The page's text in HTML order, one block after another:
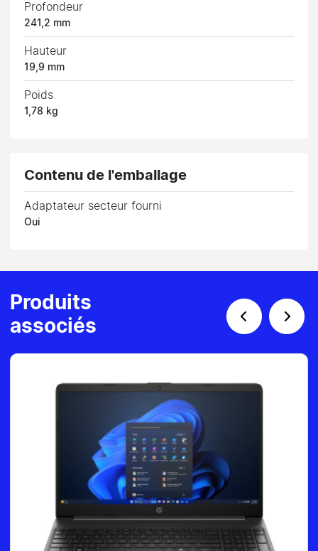
Profondeur
241,2 mm
Hauteur
19,9 mm
Poids
1,78 kg
Contenu de l'emballage
Adaptateur secteur fourni
Oui
Produits
associés